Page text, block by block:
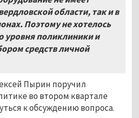
области, так и в
Поэтому не хотелось
уровня поликлиники и
средств личной
Пырин поручил
во втором квартале
к обсуждению вопроса.